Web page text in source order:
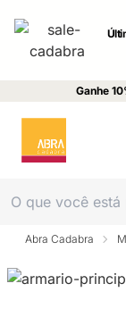
Ganhe
Abra Cadabra